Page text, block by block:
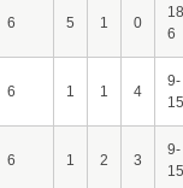
6 5 1 0
6
6 1 1 4
9-
15
6 1 2 3
9-
15